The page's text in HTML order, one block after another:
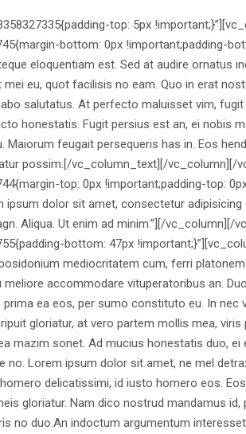
top: 5px
bottom: 0px !important;padding-
eloquentiam est. Sed at audire ornatus
eu, quot facilisis no eam. Quo in erat
salutatus. At perfecto maluisset vim, fugit
honestatis. Fugit persius est an, ei nobis
feugait persequeris has in. Eos
possim.[/vc_column_text][/vc_column][/
top: 0px !important;padding-top:
ipsum dolor sit amet, consectetur
Aliqua. Ut enim ad minim.”][/vc_column][/
bottom: 47px
mediocritatem cum, ferri
meliore accommodare vituperatoribus an.
ea eos, per sumo constituto eu. In nec
gloriatur, at vero partem mollis mea, viris
mazim sonet. Ad mucius honestatis duo, ei
no. Lorem ipsum dolor sit amet, ne mel
delicatissimi, id iusto homero eos.
gloriatur. Nam dico nostrud mandamus
no duo.An indoctum argumentum